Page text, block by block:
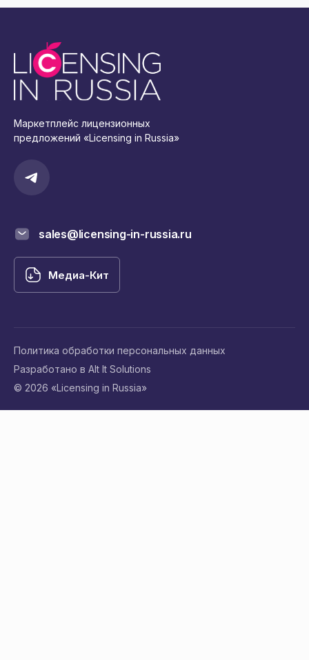
Маркетплейс лицензионных
предложений «Licensing in Russia»
sales@licensing-in-russia.ru
Медиа-Кит
© 2026 «Licensing in Russia»
Политика обработки персональных данных
Разработано в Alt It Solutions